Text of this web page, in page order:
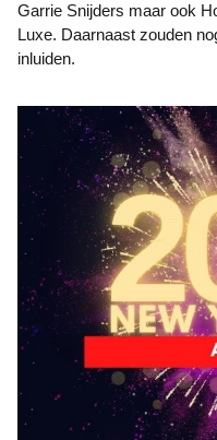
Garrie Snijders maar ook
Luxe. Daarnaast zouden
inluiden.